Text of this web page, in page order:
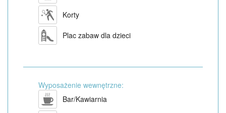
Korty
Plac zabaw dla dzieci
Wyposażenie wewnętrzne:
Bar/Kawiarnia